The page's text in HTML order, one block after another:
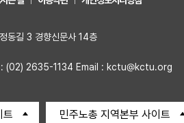
동길 3 경향신문사 14층
(02) 2635-1134 Email : kctu@kctu.org
트 민주노총 지역본부 사이트